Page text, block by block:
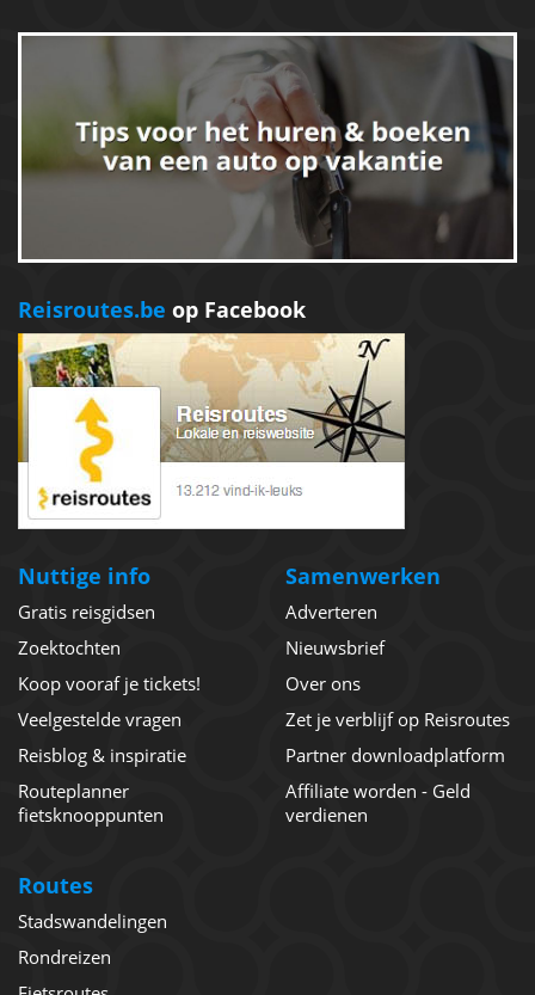
Reisroutes.be op Facebook
Nuttige info
Gratis reisgidsen
Zoektochten
Koop vooraf je tickets!
Veelgestelde vragen
Reisblog & inspiratie
Routeplanner
fietsknooppunten
Samenwerken
Adverteren
Nieuwsbrief
Over ons
Zet je verblijf op Reisroutes
Partner downloadplatform
Affiliate worden - Geld
verdienen
Routes
Stadswandelingen
Rondreizen